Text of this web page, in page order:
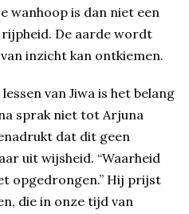
wanhoop is dan niet een
De aarde wordt
inzicht kan ontkiemen.
van Jiwa is het belang
sprak niet tot Arjuna
dat dit geen
uit wijsheid. “Waarheid
opgedrongen.” Hij prijst
die in onze tijd van